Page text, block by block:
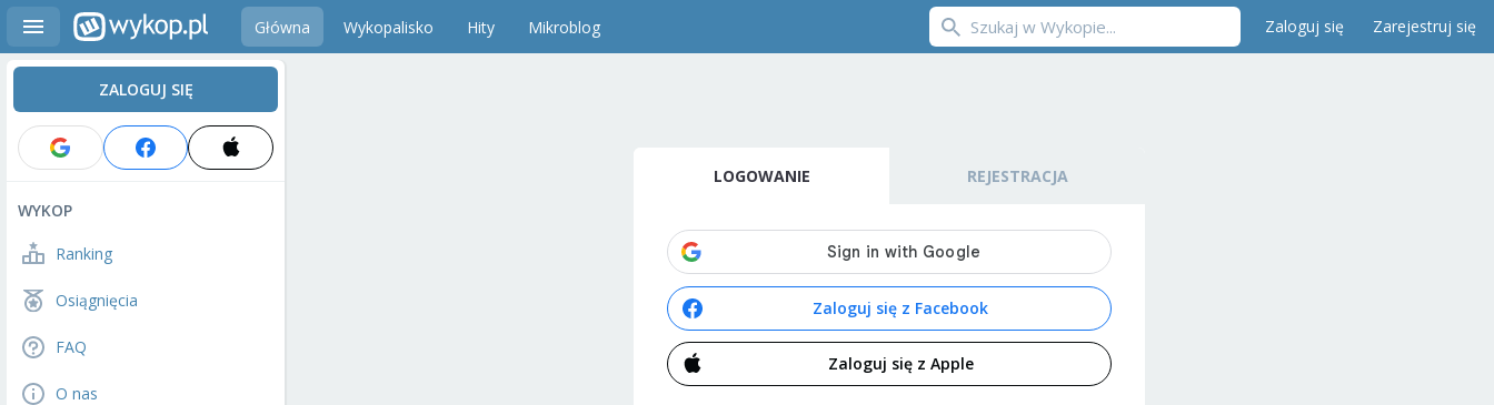
Główna Wykopalisko Hity Mikroblog Zaloguj się Zarejestruj się
ZALOGUJ SIĘ
WYKOP
Ranking
Osiągnięcia
FAQ
O nas
LOGOWANIE REJESTRACJA
Zaloguj się z Facebook
Zaloguj się z Apple